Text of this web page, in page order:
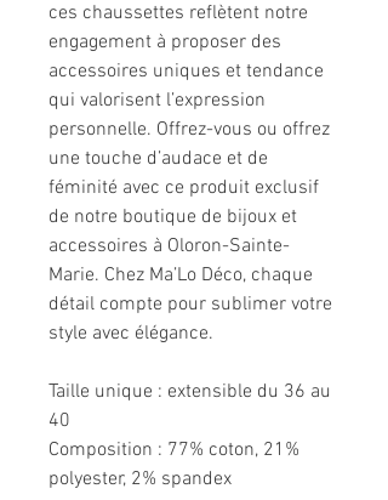
ces chaussettes reflètent notre
engagement à proposer des
accessoires uniques et tendance
qui valorisent l’expression
personnelle. Offrez-vous ou offrez
une touche d’audace et de
féminité avec ce produit exclusif
de notre boutique de bijoux et
accessoires à Oloron-Sainte-
Marie. Chez Ma’Lo Déco, chaque
détail compte pour sublimer votre
style avec élégance.
Taille unique : extensible du 36 au
40
Composition : 77% coton, 21%
polyester, 2% spandex